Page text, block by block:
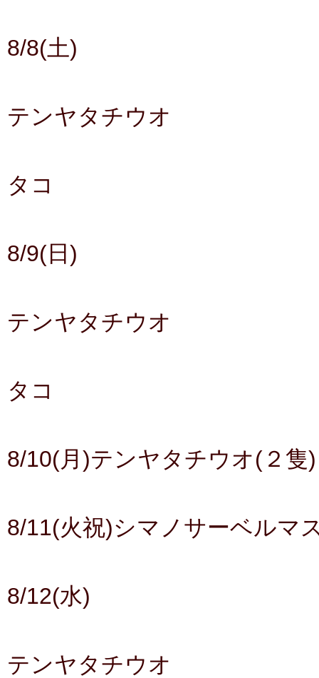
8/8(土)
テンヤタチウオ
タコ
8/9(日)
テンヤタチウオ
タコ
8/10(月)テンヤタチウオ(２隻)
8/11(火祝)シマノサーベルマ
8/12(水)
テンヤタチウオ